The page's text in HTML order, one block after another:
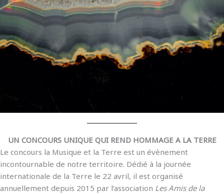
UN CONCOURS UNIQUE QUI REND HOMMAGE A LA TERRE
Le concours la Musique et la Terre est un évènement
incontournable de notre territoire. Dédié à la journée
internationale de la Terre le 22 avril, il est organisé
annuellement depuis 2015 par l’association Les Amis de la